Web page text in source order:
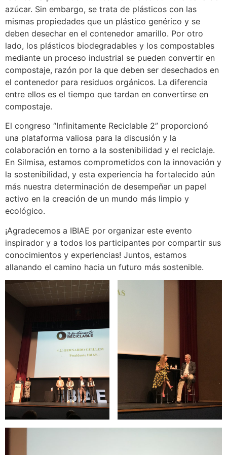
azúcar. Sin embargo, se trata de plásticos con las
mismas propiedades que un plástico genérico y se
deben desechar en el contenedor amarillo. Por otro
lado, los plásticos biodegradables y los compostables
mediante un proceso industrial se pueden convertir en
compostaje, razón por la que deben ser desechados en
el contenedor para residuos orgánicos. La diferencia
entre ellos es el tiempo que tardan en convertirse en
compostaje.
El congreso “Infinitamente Reciclable 2” proporcionó
una plataforma valiosa para la discusión y la
colaboración en torno a la sostenibilidad y el reciclaje.
En Silmisa, estamos comprometidos con la innovación y
la sostenibilidad, y esta experiencia ha fortalecido aún
más nuestra determinación de desempeñar un papel
activo en la creación de un mundo más limpio y
ecológico.
¡Agradecemos a IBIAE por organizar este evento
inspirador y a todos los participantes por compartir sus
conocimientos y experiencias! Juntos, estamos
allanando el camino hacia un futuro más sostenible.